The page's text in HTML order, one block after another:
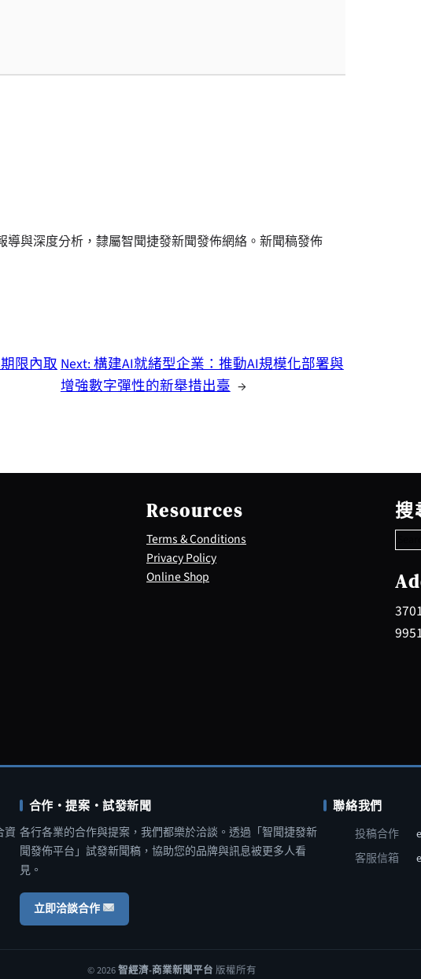
與深度分析，隸屬智聞捷發新聞發佈網絡。新聞稿發佈
限內取 Next:構建AI就緒型企業：推動AI規模化部署與
增強數字彈性的新舉措出臺 →
Resources
Terms & Conditions
Privacy Policy
Online Shop
搜
e
a
c
h
資
合作・提案・試發新聞
各行各業的合作與提案，我們都樂於洽談。透過「智聞捷發新
聞發佈平台」試發新聞稿，協助您的品牌與訊息被更多人看
見。
立即洽談合作
聯絡我們
投稿合作
客服信箱
© 2026智經濟-商業新聞平台 版權所有